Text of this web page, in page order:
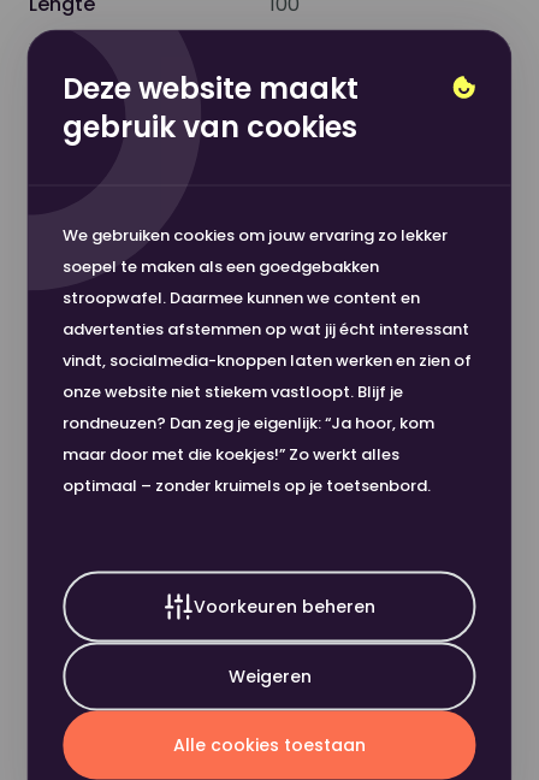
Deze website maakt
gebruik van cookies
We gebruiken cookies om jouw ervaring zo lekker
soepel te maken als een goedgebakken
stroopwafel. Daarmee kunnen we content en
advertenties afstemmen op wat jij écht interessant
vindt, socialmedia-knoppen laten werken en zien of
onze website niet stiekem vastloopt. Blijf je
rondneuzen? Dan zeg je eigenlijk: “Ja hoor, kom
maar door met die koekjes!” Zo werkt alles
optimaal – zonder kruimels op je toetsenbord.
Voorkeuren beheren
Weigeren
Alle cookies toestaan
Handig in gebruik
verschillende plotters en met de 30m print je
soepel door, zonder elke keer de rol te moeten
verwisselen.
Bestel nu en ervaar de kracht van dit premium
papier!
Functionaliteit 3-inch kern
Formaat A0
Gewicht (grams/m2) 130 gm2
Kleur Wit
Materiaal Papier
Toon meer
Nou, dit wordt 'm!
Hoge klanttevredenheid
Veilig betalen
Snelle levering
Nou Matte Meester 130gr 841mm x
100m 3"
In winkelwagen